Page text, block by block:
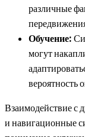
различные
Обучение:
могут
вероятность
Взаимодействие с
и навигационные